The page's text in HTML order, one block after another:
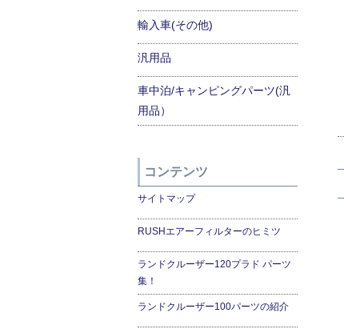
座れる車中泊ベッド-２
００系ハイエース用
151,200円(税込166,320
円)
ＲＵＳＨフィルター替え
5,400円(税込5,940円)
輸入車(その他)
汎用品
車中泊/キャンピングパーツ(汎
用品）
コンテンツ
サイトマップ
RUSHエアーフィルターのヒミツ
ランドクルーザー120プラド パーツ
集！
ランドクルーザー100パーツの紹介